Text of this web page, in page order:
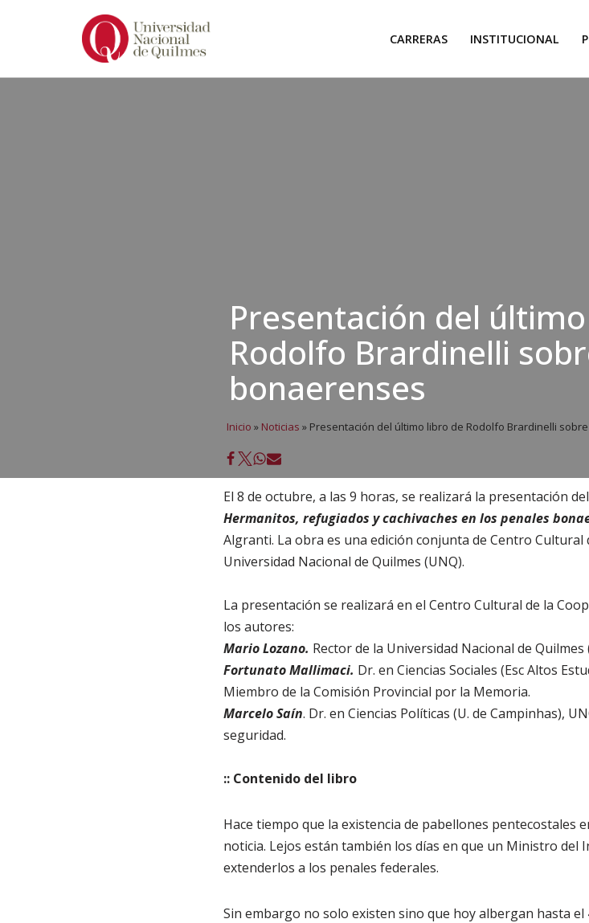
CARRERAS INSTITUCIONAL
Presentación del
Rodolfo Brardinelli
bonaerenses
Inicio » Noticias » Presentación del último libro de Rodolfo Brardinelli
El 8 de octubre, a las 9 horas, se realizará la presentación
Hermanitos, refugiados y cachivaches en los penales
Algranti. La obra es una edición conjunta de Centro
Universidad Nacional de Quilmes (UNQ).
La presentación se realizará en el Centro Cultural de la
los autores:
Mario Lozano. Rector de la Universidad Nacional de Quilmes
Fortunato Mallimaci. Dr. en Ciencias Sociales (Esc Altos
Miembro de la Comisión Provincial por la Memoria.
Marcelo Saín. Dr. en Ciencias Políticas (U. de Campinhas),
seguridad.
:: Contenido del libro
Hace tiempo que la existencia de pabellones pentecostales
noticia. Lejos están también los días en que un Ministro del
extenderlos a los penales federales.
Sin embargo no solo existen sino que hoy albergan hasta el